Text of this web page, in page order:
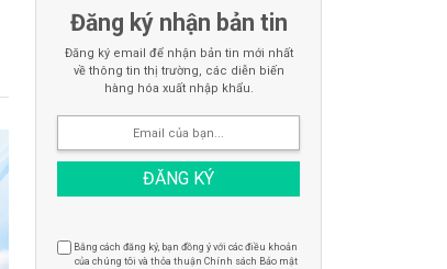
Đăng ký nhận bản tin
Đăng ký email để nhận bản tin mới nhất
về thông tin thị trường, các diễn biến
hàng hóa xuất nhập khẩu.
Bằng cách đăng ký, bạn đồng ý với các điều khoản
của chúng tôi và thỏa thuận Chính sách Bảo mật